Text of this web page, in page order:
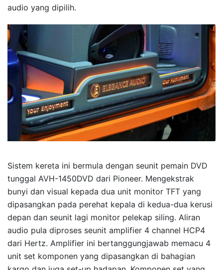
audio yang dipilih.
Sistem kereta ini bermula dengan seunit pemain DVD
tunggal AVH-1450DVD dari Pioneer. Mengekstrak
bunyi dan visual kepada dua unit monitor TFT yang
dipasangkan pada perehat kepala di kedua-dua kerusi
depan dan seunit lagi monitor pelekap siling. Aliran
audio pula diproses seunit amplifier 4 channel HCP4
dari Hertz. Amplifier ini bertanggungjawab memacu 4
unit set komponen yang dipasangkan di bahagian